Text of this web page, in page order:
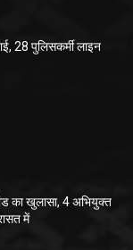
28 पुलिसकर्मी लाइन
का खुलासा, 4 अभियुक्त
में